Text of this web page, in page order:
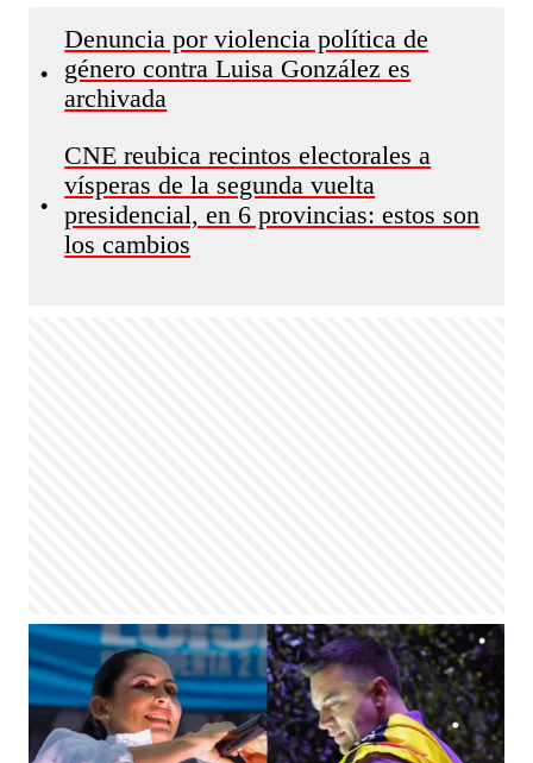
•
Denuncia por violencia política de
género contra Luisa González es
archivada
•
CNE reubica recintos electorales a
vísperas de la segunda vuelta
presidencial, en 6 provincias: estos son
los cambios